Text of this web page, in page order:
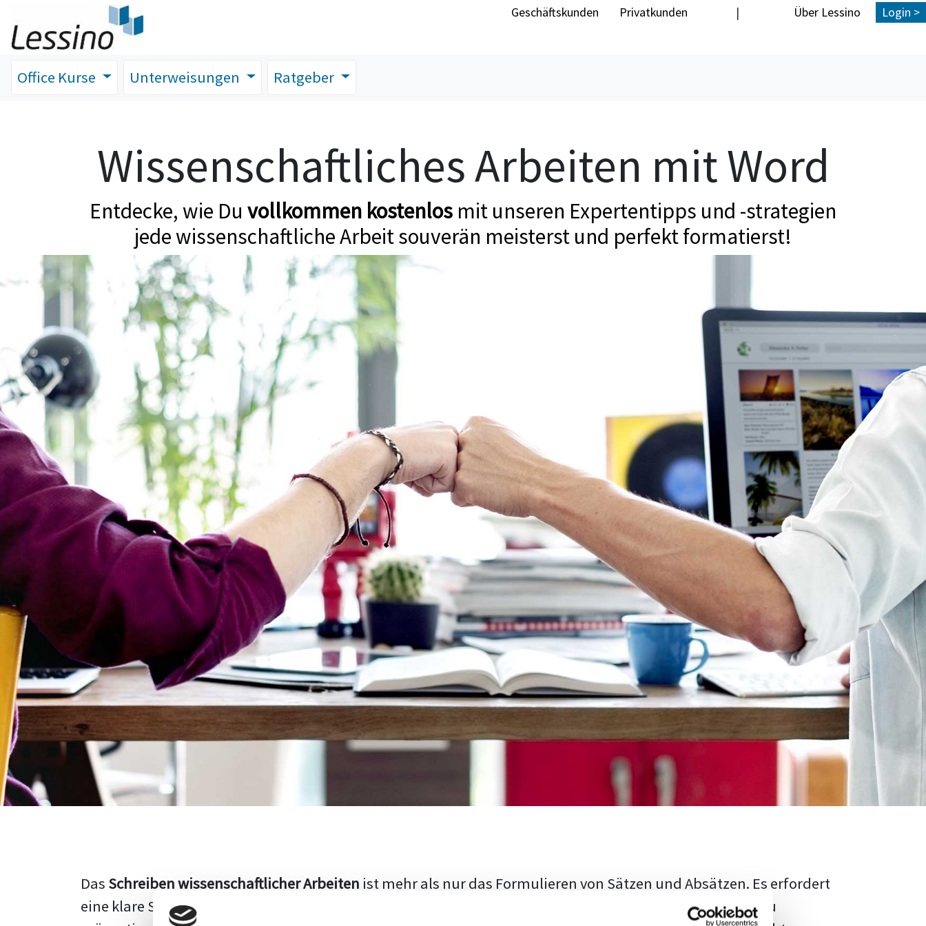
Geschäftskunden Privatkunden | Über Lessino Login >
Office Kurse Unterweisungen Ratgeber
Wissenschaftliches Arbeiten mit Word
Entdecke, wie Du vollkommen kostenlos mit unseren Expertentipps und -strategien
jede wissenschaftliche Arbeit souverän meisterst und perfekt formatierst!
Das Schreiben wissenschaftlicher Arbeiten ist mehr als nur das Formulieren von Sätzen und Absätzen. Es erfordert
eine klare Struktur, einen logischen Aufbau und die Fähigkeit, den aktuellen Forschungsstand adäquat zu